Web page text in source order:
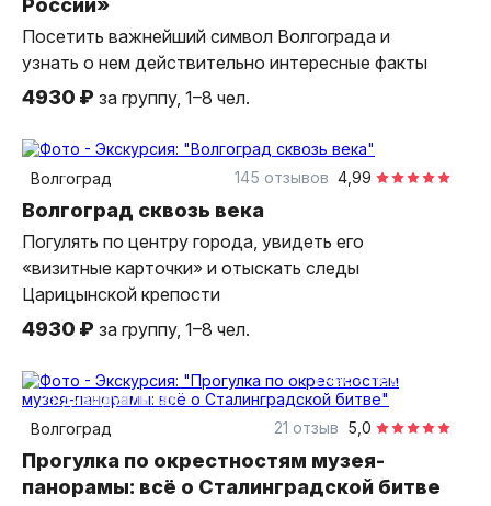
России»
Посетить важнейший символ Волгограда и
узнать о нем действительно интересные факты
4930 ₽ за группу, 1–8 чел.
Волгоград 4,99
145 отзывов
Волгоград сквозь века
Погулять по центру города, увидеть его
«визитные карточки» и отыскать следы
Царицынской крепости
4930 ₽ за группу, 1–8 чел.
1 час
пешком
индивидуальная
Волгоград
5,0
21 отзыв
Прогулка по окрестностям музея-
панорамы: всё о Сталинградской битве